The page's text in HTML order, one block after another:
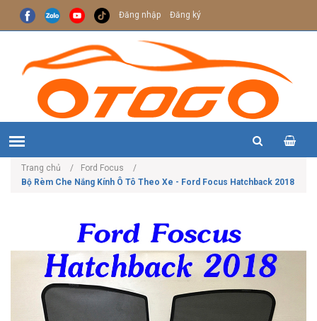
Đăng nhập Đăng ký
Trang chủ
Ford Focus
Bộ Rèm Che Nắng Kính Ô Tô Theo Xe - Ford Focus Hatchback 2018